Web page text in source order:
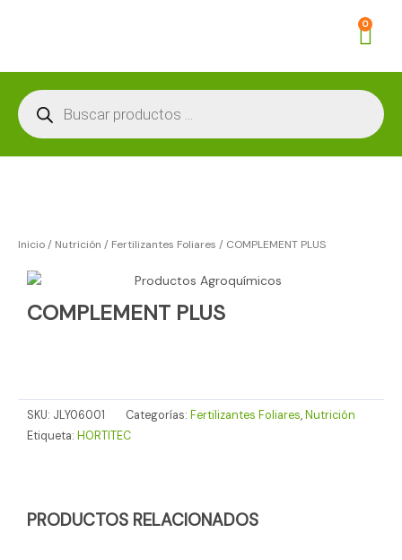
0
Búsqueda
de
productos
Inicio/ Nutrición / Fertilizantes Foliares / COMPLEMENT PLUS
COMPLEMENT PLUS
SKU: JLY06001 Categorías: Fertilizantes Foliares, Nutrición
Etiqueta: HORTITEC
PRODUCTOS RELACIONADOS